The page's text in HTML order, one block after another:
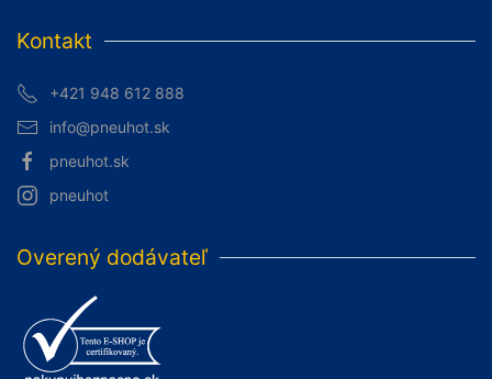
Kontakt
+421 948 612 888
info@pneuhot.sk
pneuhot.sk
pneuhot
Overený dodávateľ